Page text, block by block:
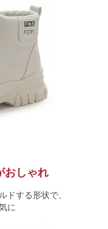
おしゃれ
ドする形状で、
に